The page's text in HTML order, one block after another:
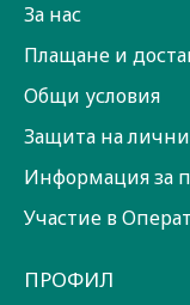
За нас
Плащане и
Общи условия
Защита на
Информация за
Участие в
ПРОФИЛ